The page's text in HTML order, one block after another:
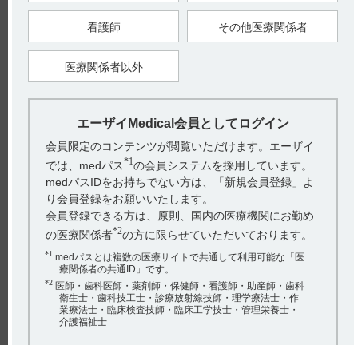
【更新年月】
戻る
関連するQ&A
【ケイツーＮ静注】 承認条件（使用成績調査やRMPな
ど）はありますか？
【エクフィナ】 血中濃度はどのくらいの期間で定常状態
になりますか？
【ハラヴェン】 妊婦への投与に関する注意事項について
教えてください。
【ムコフィリン】 効能及び効果について教えてくださ
い。
アンケート:ご意見をお聞かせください
看護師 その他医療関係者
医療関係者以外
エーザイMedical会員としてログイン
会員限定のコンテンツが閲覧いただけます。エーザイ
では、medパス*1の会員システムを採用しています。
medパスIDをお持ちでない方は、「新規会員登録」よ
り会員登録をお願いいたします。
会員登録できる方は、原則、国内の医療機関にお勤め
の医療関係者*2の方に限らせていただいております。
*1 medパスとは複数の医療サイトで共通して利用可能な「医
療関係者の共通ID」です。
*2 医師・歯科医師・薬剤師・保健師・看護師・助産師・歯科
衛生士・歯科技工士・診療放射線技師・理学療法士・作
業療法士・臨床検査技師・臨床工学技士・管理栄養士・
介護福祉士